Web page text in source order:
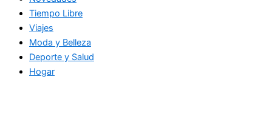
Tiempo Libre
Viajes
Moda y Belleza
Deporte y Salud
Hogar